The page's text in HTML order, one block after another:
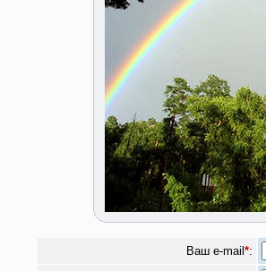
Ваш e-mail *: